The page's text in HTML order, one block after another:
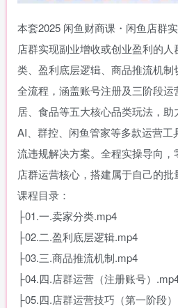
本套2025 闲鱼财商课・闲鱼店群
店群实现副业增收或创业盈利的
类、盈利底层逻辑、商品推流机
全流程，涵盖账号注册及三阶段
居、食品等五大核心品类玩法，
AI、群控、闲鱼管家等多款运营工
流违规解决方案。全程实操导向，
店群运营核心，搭建属于自己的批
课程目录：
├01.一.卖家分类.mp4
├02.二.盈利底层逻辑.mp4
├03.三.商品推流机制.mp4
├04.四.店群运营（注册账号）
├05.四.店群运营技巧（第一阶段